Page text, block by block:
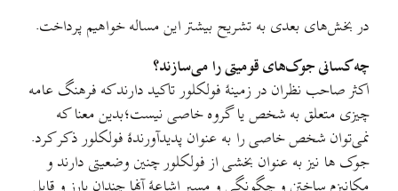
در بخش‌های بعدی به تشریح بیشتر این مساله خواهیم پرداخت.
چه کسانی جوک‌های قومیتی را می‌سازند؟
اکثر صاحب نظران در زمینهٔ فولکلور تاکید دارند که فرهنگ عامه
چیزی متعلق به شخص یا گروه خاصی نیست؛بدین معنا که
نمی‌توان شخص خاصی را به عنوان پدیدآورندهٔ فولکلور ذکر کرد.
جوک ها نیز به عنوان بخشی از فولکلور چنین وضعیتی دارند و